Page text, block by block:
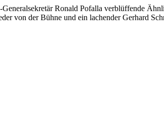
Ronald Pofalla verblüffende
von der Bühne und ein lachender Gerhard